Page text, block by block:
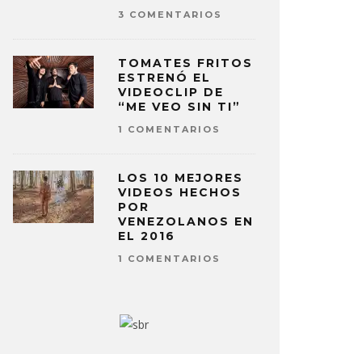
3 COMENTARIOS
TOMATES FRITOS
ESTRENÓ EL
VIDEOCLIP DE
“ME VEO SIN TI”
1 COMENTARIOS
LOS 10 MEJORES
VIDEOS HECHOS
POR
VENEZOLANOS EN
EL 2016
1 COMENTARIOS